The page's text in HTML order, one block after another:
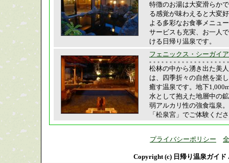
特徴のお湯は大変滑らか
る感覚が味わえると大変
よる多彩なお食事メニュ
サービスも充実、お一人
ける日帰り温泉です。
フェニックス・シーガイ
松林の中から湧き出た美
は、四季折々の自然を楽
癒す温泉です。地下
水として抱えた地層中の
弱アルカリ性の強食塩泉
「松泉宮」でご体験くだ
プライバシーポリシー
Copyright (c) 日帰り温泉ガイド